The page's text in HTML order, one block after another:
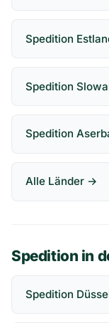
Spedition
Spedition
Spedition
Alle Länder →
Spedition in
Spedition